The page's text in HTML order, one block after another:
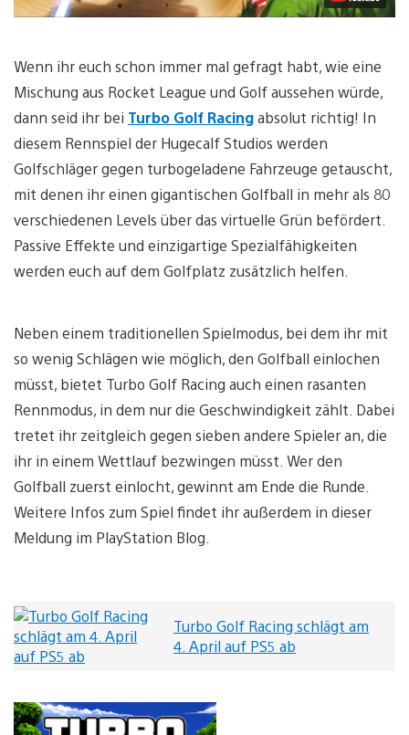
Wenn ihr euch schon immer mal gefragt habt, wie eine
Mischung aus Rocket League und Golf aussehen würde,
dann seid ihr bei Turbo Golf Racingabsolut richtig! In
diesem Rennspiel der Hugecalf Studios werden
Golfschläger gegen turbogeladene Fahrzeuge getauscht,
mit denen ihr einen gigantischen Golfball in mehr als 80
verschiedenen Levels über das virtuelle Grün befördert.
Passive Effekte und einzigartige Spezialfähigkeiten
werden euch auf dem Golfplatz zusätzlich helfen.
Neben einem traditionellen Spielmodus, bei dem ihr mit
so wenig Schlägen wie möglich, den Golfball einlochen
müsst, bietet Turbo Golf Racing auch einen rasanten
Rennmodus, in dem nur die Geschwindigkeit zählt. Dabei
tretet ihr zeitgleich gegen sieben andere Spieler an, die
ihr in einem Wettlauf bezwingen müsst. Wer den
Golfball zuerst einlocht, gewinnt am Ende die Runde.
Weitere Infos zum Spiel findet ihr außerdem in dieser
Meldung im PlayStation Blog.
Turbo Golf Racing schlägt am
4. April auf PS5 ab